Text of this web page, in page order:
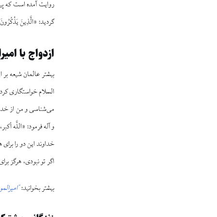
گردید: «الَّذِینَ
ازدواج با
بیشتر عالمان شیعه بر این
السلام خواستگاری
می‌شناسی و من از خدا
و آله فرمود: «اللَّه
خداوند این دو را
اگر تو نبودی، هرگز
بیشتر بخوانید: